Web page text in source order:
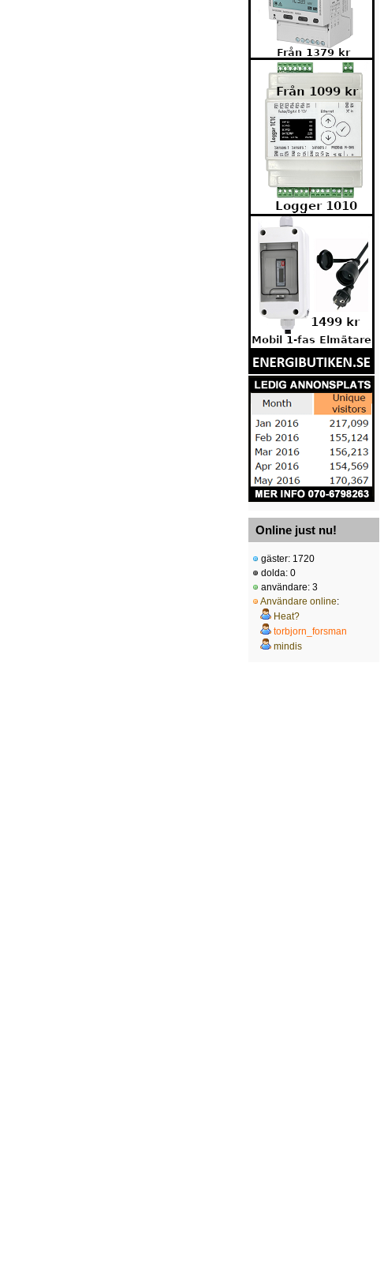
Online just nu!
gäster: 1720
dolda: 0
användare: 3
Användare online:
Heat?
torbjorn_forsman
mindis